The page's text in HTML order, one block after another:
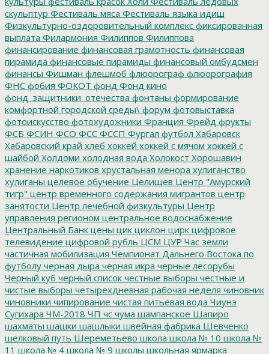
скульптур Фестиваль мяса Фестиваль языка идиш
Физкультурно-оздоровительный комплекс фиксированная
выплата Филармония Филиппов Филиппова
финансирование финансовая грамотность финансовая
пирамида финансовые пирамиды финансовый омбудсмен
финансы Фишман флешмоб флюорограф флюорография
ФНС фобия ФОКОТ фонд Фонд кино
фонд_защитники_отечества фонтаны формирование
комфортной городской среды\ форум фотовыставка
фотоискусство фотохудожники Франция Фрейд фрукты
ФСБ ФСИН ФСО ФСС ФССП Фургал футбол Хабаровск
Хабаровский край хлеб хоккей хоккей с мячом хоккей с
шайбой Холдоми холодная вода Холокост Хорошавин
хранение наркотиков хрустальная менора хулиганство
хулиганы целевое обучение Целищев Центр "Амурский
тигр" центр временного содержания мигрантов центр
занятости Центр лечебной физкультуры Центр
управления регионом центральное водоснабжение
Центральный Банк цены цик циклон цирк цифровое
телевидение цифровой рубль ЦСМ ЦУР Час земли
частичная мобилизация Чемпионат Дальнего Востока по
футболу черная дыра черная икра черные лесорубы
Черный куб черный список честные выборы честные и
чистые выборы четырехдневная рабочая неделя чиновник
чиновники чипирование чистая питьевая вода Чиунэ
Сугихара ЧМ-2018 ЧП чс чума шампанское Шапиро
шахматы шашки шашлыки швейная фабрика Шевченко
шелковый путь Шереметьево школа школа № 10 школа №
11 школа № 4 школа № 9 школы школьная ярмарка